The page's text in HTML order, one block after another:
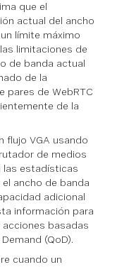
que el
actual del ancho
límite máximo
limitaciones de
de banda actual
de la
pares de WebRTC
de la
flujo VGA usando
de medios
las estadísticas
ancho de banda
adicional
información para
basadas
(QoD).
cuando un